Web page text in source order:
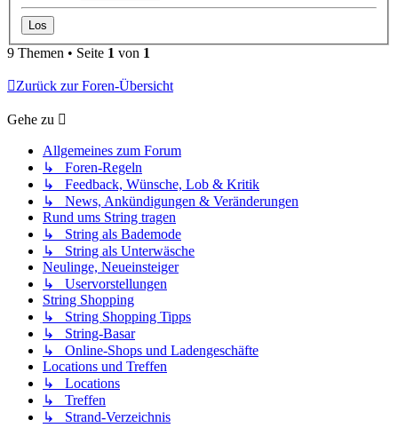
9 Themen • Seite 1 von 1
Zurück zur Foren-Übersicht
Gehe zu
Allgemeines zum Forum
↳ Foren-Regeln
↳ Feedback, Wünsche, Lob & Kritik
↳ News, Ankündigungen & Veränderungen
Rund ums String tragen
↳ String als Bademode
↳ String als Unterwäsche
Neulinge, Neueinsteiger
↳ Uservorstellungen
String Shopping
↳ String Shopping Tipps
↳ String-Basar
↳ Online-Shops und Ladengeschäfte
Locations und Treffen
↳ Locations
↳ Treffen
↳ Strand-Verzeichnis